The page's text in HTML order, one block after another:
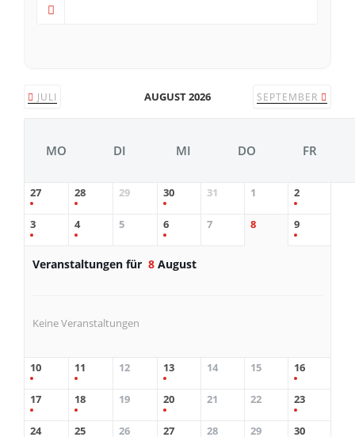
JULI AUGUST 2026 SEPTEMBER
MO DI MI DO FR
27 28 29 30 31 1 2
3 4 5 6 7 8 9
Veranstaltungen für 8 August
Keine Veranstaltungen
10 11 12 13 14 15 16
17 18 19 20 21 22 23
24 25 26 27 28 29 30